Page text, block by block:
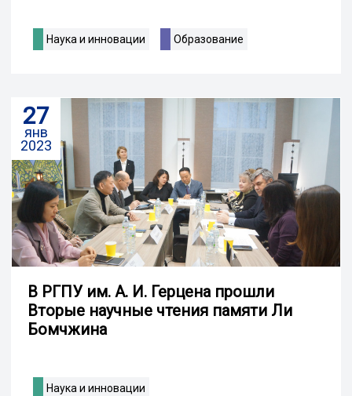
Наука и инновации Образование
27
янв
2023
В РГПУ им. А. И. Герцена прошли
Вторые научные чтения памяти Ли
Бомчжина
Наука и инновации